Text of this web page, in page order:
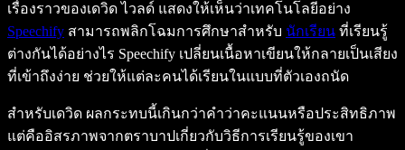
เรื่องราวของเดวิด ไวลด์ แสดงให้เห็นว่าเทคโนโลยีอย่าง
Speechify สามารถพลิกโฉมการศึกษาสำหรับ นักเรียน ที่เรียนรู้
ต่างกันได้อย่างไร Speechify เปลี่ยนเนื้อหาเขียนให้กลายเป็นเสียง
ที่เข้าถึงง่าย ช่วยให้แต่ละคนได้เรียนในแบบที่ตัวเองถนัด
สำหรับเดวิด ผลกระทบนี้เกินกว่าคำว่าคะแนนหรือประสิทธิภาพ
แต่คืออิสรภาพจากตราบาปเกี่ยวกับวิธีการเรียนรู้ของเขา